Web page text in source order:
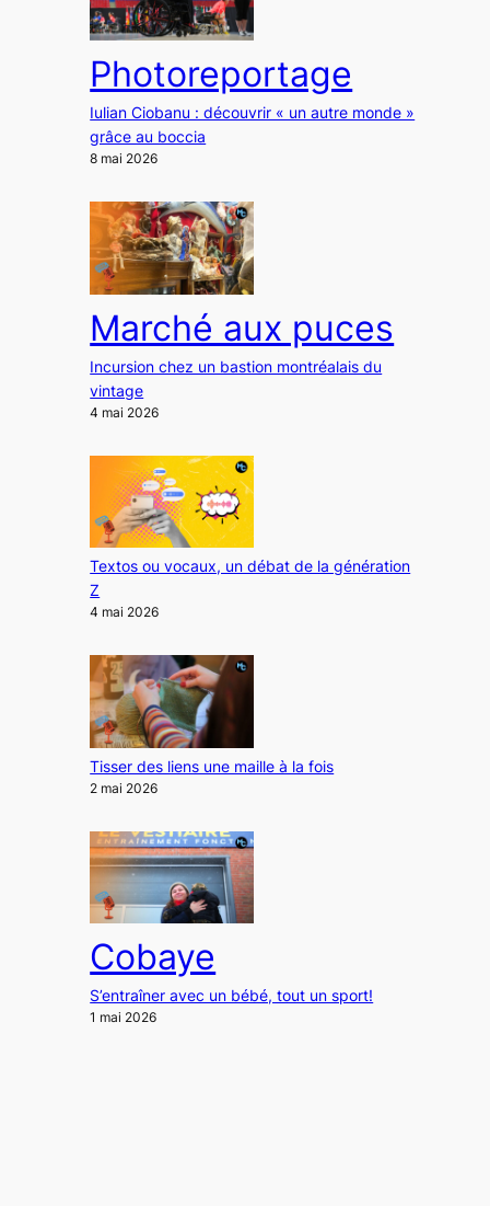
Photoreportage
Iulian Ciobanu : découvrir « un autre monde »
grâce au boccia
8 mai 2026
Marché aux puces
Incursion chez un bastion montréalais du
vintage
4 mai 2026
Textos ou vocaux, un débat de la génération
Z
4 mai 2026
Tisser des liens une maille à la fois
2 mai 2026
Cobaye
S’entraîner avec un bébé, tout un sport!
1 mai 2026